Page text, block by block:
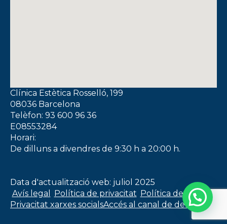
Clínica Estètica Rosselló, 199
08036 Barcelona
Telèfon: 93 600 96 36
E08553284
Horari:
De dilluns a divendres de 9:30 h a 20:00 h.
Data d'actualització web: juliol 2025
Avís legal
Política de privacitat Política de cookies
Privacitat xarxes socialsAccés al canal de denúncies